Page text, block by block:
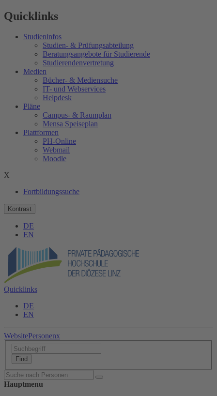
Quicklinks
Studieninfos
Studien- & Prüfungsabteilung
Beratungsangebote für Studierende
Studierendenvertretung
Medien
Bücher- & Mediensuche
IT- und Webservices
Helpdesk
Pläne
Campus- & Raumplan
Mensa Speiseplan
Plattformen
PH-Online
Webmail
Moodle
X
Fortbildungssuche
Kontrast
DE
EN
Quicklinks
DE
EN
WebsitePersonenx
Hauptmenu